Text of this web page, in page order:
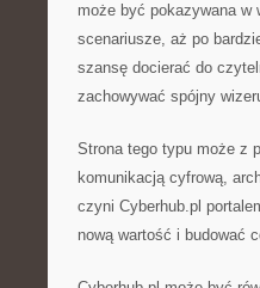
może być pokazywana w
scenariusze, aż po
szansę docierać do
zachowywać spójny
Strona tego typu może z
komunikacją cyfrową,
czyni Cyberhub.pl
nową wartość i budować